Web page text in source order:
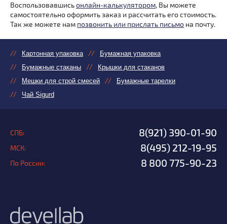
Воспользовавшисьонлайн-калькулятором, Вы можете
самостоятельно оформить заказ и рассчитать его стоимость.
Так же можете нам позвонить или прислать письмо на почту.
Картонная упаковка
Бумажная упаковка
Бумажные стаканы
Крышки для стаканов
Мешки для строй смесей
Бумажные тарелки
Чай Sigurd
СПБ: 8(921) 390-01-90
МСК: 8(495) 212-19-95
По России: 8 800 775-90-23